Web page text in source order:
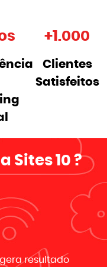
+1.000
Clientes
Satisfeitos
Sites 10 ?
resultado